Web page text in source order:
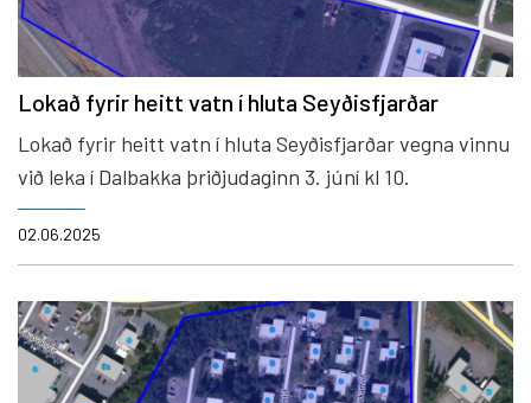
Lokað fyrir heitt vatn í hluta Seyðisfjarðar
02.06.2025
Lokað fyrir heitt vatn í hluta Seyðisfjarðar vegna vinnu
við leka í Dalbakka þriðjudaginn 3. júní kl 10.